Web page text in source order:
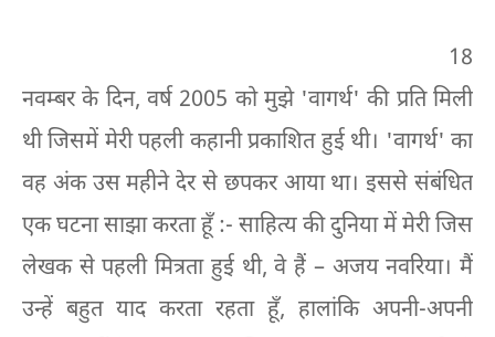
18
नवम्बर के दिन, वर्ष 2005 को मुझे 'वागर्थ' की प्रति मिली
थी जिसमें मेरी पहली कहानी प्रकाशित हुई थी। 'वागर्थ' का
वह अंक उस महीने देर से छपकर आया था। इससे संबंधित
एक घटना साझा करता हूँ :- साहित्य की दुनिया में मेरी जिस
लेखक से पहली मित्रता हुई थी, वे हैं – अजय नवरिया। मैं
उन्हें बहुत याद करता रहता हूँ, हालांकि अपनी-अपनी